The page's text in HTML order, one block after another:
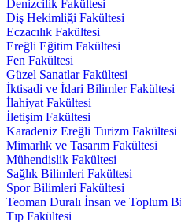
Denizcilik Fakültesi
Diş Hekimliği Fakültesi
Eczacılık Fakültesi
Ereğli Eğitim Fakültesi
Fen Fakültesi
Güzel Sanatlar Fakültesi
İktisadi ve İdari Bilimler Fakültesi
İlahiyat Fakültesi
İletişim Fakültesi
Karadeniz Ereğli Turizm Fakültesi
Mimarlık ve Tasarım Fakültesi
Mühendislik Fakültesi
Sağlık Bilimleri Fakültesi
Spor Bilimleri Fakültesi
Teoman Duralı İnsan ve Toplum
Tıp Fakültesi